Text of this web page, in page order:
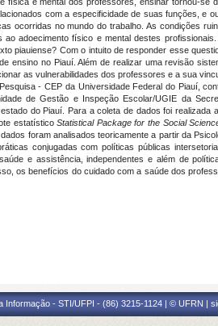
com a especificidade de suas funções, e
ocorridas no mundo do trabalho. As condições
adoecimento físico e mental destes
piauiense? Com o intuito de responder esse
ensino no Piauí. Além de realizar uma revisão
as vulnerabilidades dos professores e a sua
- CEP da Universidade Federal do Piauí,
de Gestão e Inspeção Escolar/UGIE da
do Piauí. Para a coleta de dados foi
estatísticoStatistical Package for the Social
foram analisados teoricamente a partir da
conjugadas com políticas públicas
e assistência, independentes e além de
os benefícios do cuidado com a saúde dos
Informação - STI/UFPI - (86) 3215-1124 | © UFRN |